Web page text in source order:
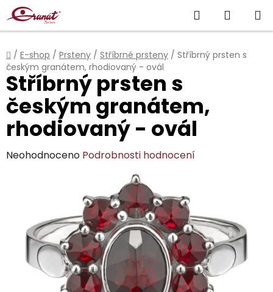
Přejít
na
obsah
Hledat
KOŠÍK
Domů
/ E-shop / Prsteny / Stříbrné prsteny / Stříbrný prsten s
českým granátem, rhodiovaný - ovál
Stříbrný prsten s
českým granátem,
rhodiovaný - ovál
Průměrné
hvězdiček.
Neohodnoceno Podrobnosti hodnocení